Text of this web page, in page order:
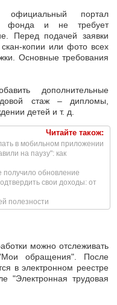
официальный портал
фонда и не требует
Перед подачей заявки
скан-копии или фото всех
Основные требования
дополнительные
стаж – дипломы,
детей и т. д.
Читайте також:
в мобильном приложении
на паузу": как
обновление
свои доходы: от
полезности
можно отслеживать
обращения". После
в электронном реестре
"Электронная трудовая